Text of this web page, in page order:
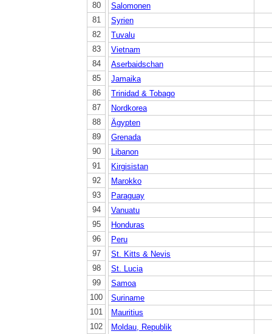
80
81
82
83
84
85
86
87
88
89
90
91
92
93
94
95
96
97
98
99
100
101
102
Salomonen
Syrien
Tuvalu
Vietnam
Aserbaidschan
Jamaika
Trinidad & Tobago
Nordkorea
Ägypten
Grenada
Libanon
Kirgisistan
Marokko
Paraguay
Vanuatu
Honduras
Peru
St. Kitts & Nevis
St. Lucia
Samoa
Suriname
Mauritius
Moldau, Republik